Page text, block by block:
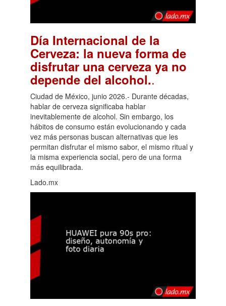
Día Internacional de la
Cerveza: la nueva forma de
disfrutar una cerveza ya no
depende del alcohol..
Ciudad de México, junio 2026.- Durante décadas,
hablar de cerveza significaba hablar
inevitablemente de alcohol. Sin embargo, los
hábitos de consumo están evolucionando y cada
vez más personas buscan alternativas que les
permitan disfrutar el mismo sabor, el mismo ritual y
la misma experiencia social, pero de una forma
más equilibrada.
Lado.mx